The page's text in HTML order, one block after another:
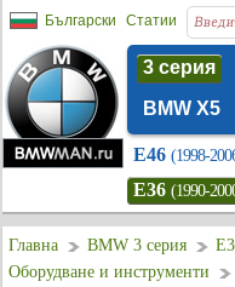
Български Статии
3 серия
BMW X5
E46 (1998-
E36 (1990-
Главна BMW 3 серия
Оборудване и инструменти